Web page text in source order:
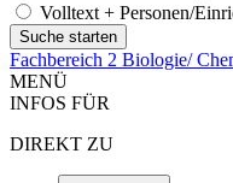
Volltext + Personen/
Fachbereich 2 Biologie/
MENÜ
INFOS FÜR
DIREKT ZU